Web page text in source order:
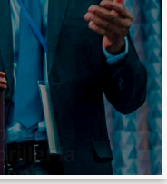
𝐝𝐮 𝐡𝐚𝐮𝐭
𝐝𝐞
à travers
Koïta